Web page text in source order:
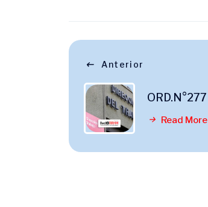
Anterior
ORD.N°277
Read More